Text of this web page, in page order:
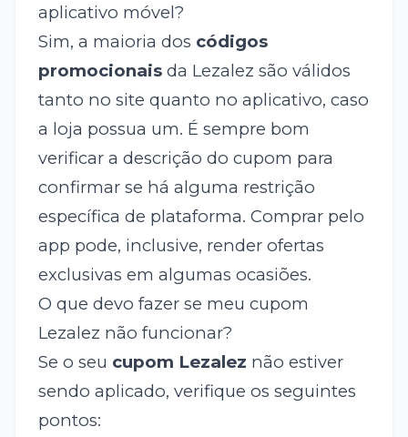
aplicativo móvel?
Sim, a maioria dos códigos
promocionaisda Lezalez são válidos
tanto no site quanto no aplicativo, caso
a loja possua um. É sempre bom
verificar a descrição do cupom para
confirmar se há alguma restrição
específica de plataforma. Comprar pelo
app pode, inclusive, render ofertas
exclusivas em algumas ocasiões.
O que devo fazer se meu cupom
Lezalez não funcionar?
Se o seu cupom Lezalez não estiver
sendo aplicado, verifique os seguintes
pontos: